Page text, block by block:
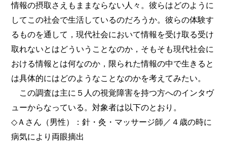
情報の摂取さえもままならない人々。彼らはどのように
してこの社会で生活しているのだろうか。彼らの体験す
るものを通して，現代社会において情報を受け取る受け
取れないとはどういうことなのか，そもそも現代社会に
おける情報とは何なのか，限られた情報の中で生きると
は具体的にはどのようなことなのかを考えてみたい。
この調査は主に５人の視覚障害を持つ方へのインタヴ
ューからなっている。対象者は以下のとおり。
◇Ａさん（男性）：針・灸・マッサージ師／４歳の時に
病気により両眼摘出